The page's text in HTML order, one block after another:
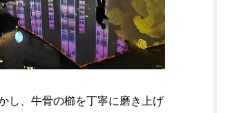
し、牛骨の櫛を丁寧に磨き上げ